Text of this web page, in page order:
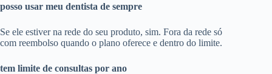
posso usar meu dentista de sempre
Se ele estiver na rede do seu produto, sim. Fora da rede só
com reembolso quando o plano oferece e dentro do limite.
tem limite de consultas por ano